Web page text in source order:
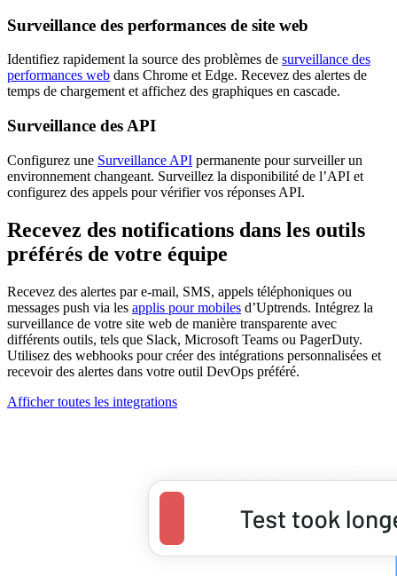
Surveillance des performances de site web
Identifiez rapidement la source des problèmes de surveillance des
performances web dans Chrome et Edge. Recevez des alertes de
temps de chargement et affichez des graphiques en cascade.
Surveillance des API
Configurez une Surveillance API permanente pour surveiller un
environnement changeant. Surveillez la disponibilité de l’API et
configurez des appels pour vérifier vos réponses API.
Recevez des notifications dans les outils
préférés de votre équipe
Recevez des alertes par e-mail, SMS, appels téléphoniques ou
messages push via les applis pour mobiles d’Uptrends. Intégrez la
surveillance de votre site web de manière transparente avec
différents outils, tels que Slack, Microsoft Teams ou PagerDuty.
Utilisez des webhooks pour créer des intégrations personnalisées et
recevoir des alertes dans votre outil DevOps préféré.
Afficher toutes les integrations